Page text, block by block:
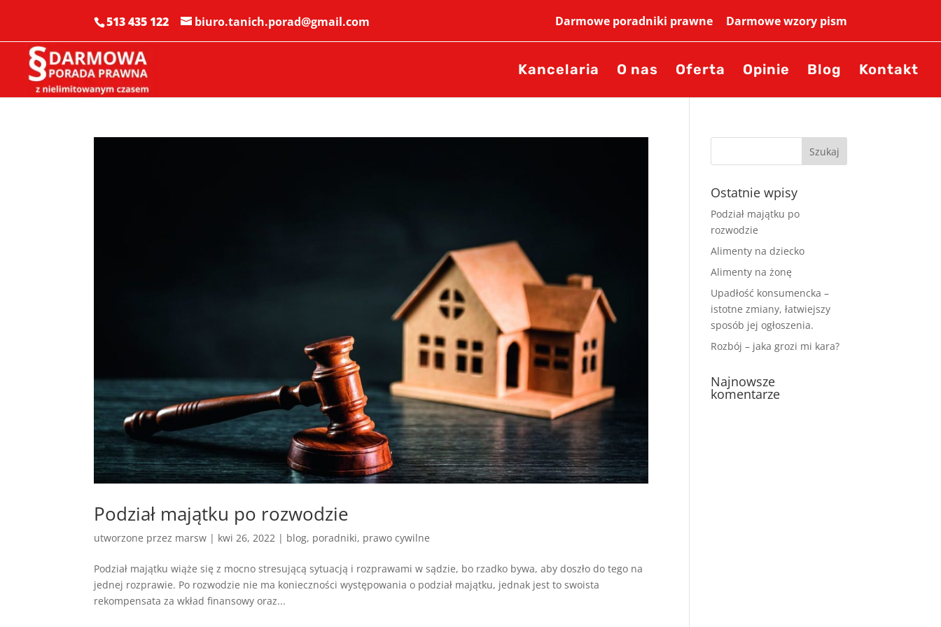
513 435 122 biuro.tanich.porad@gmail.com Darmowe poradniki prawne Darmowe wzory pism
Kancelaria O nas Oferta Opinie Blog Kontakt
Podział majątku po rozwodzie
utworzone przez marsw | kwi 26, 2022 | blog, poradniki, prawo cywilne
Podział majątku wiąże się z mocno stresującą sytuacją i rozprawami w sądzie, bo rzadko bywa, aby doszło do tego na
jednej rozprawie. Po rozwodzie nie ma konieczności występowania o podział majątku, jednak jest to swoista
rekompensata za wkład finansowy oraz...
Ostatnie wpisy
Podział majątku po
rozwodzie
Alimenty na dziecko
Alimenty na żonę
Upadłość konsumencka –
istotne zmiany, łatwiejszy
sposób jej ogłoszenia.
Rozbój – jaka grozi mi kara?
Najnowsze
komentarze